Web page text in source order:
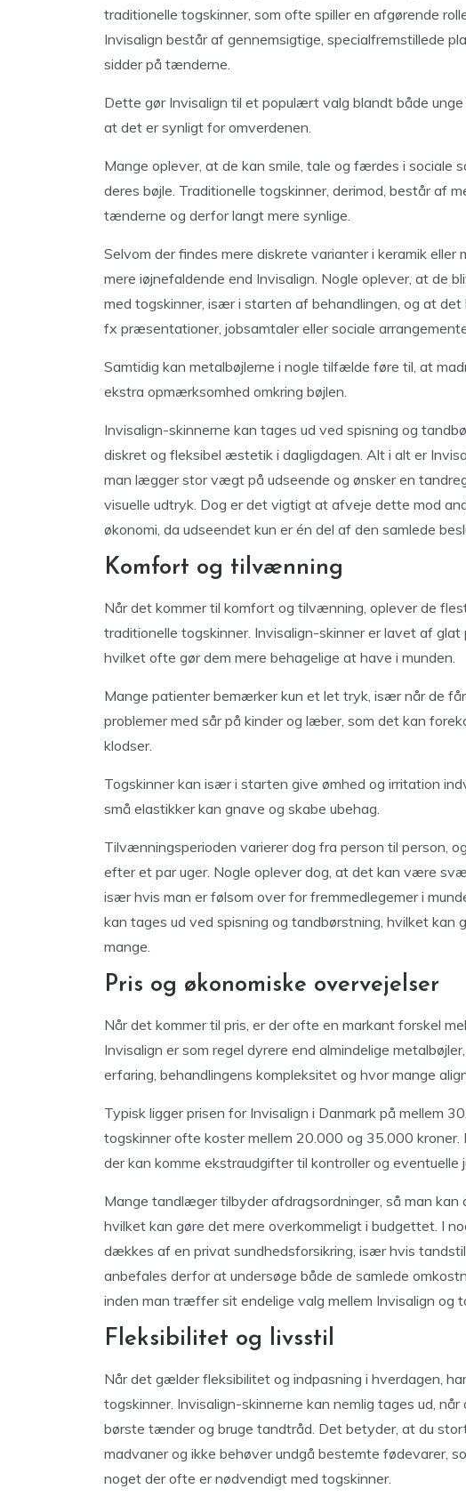
traditionelle togskinner, som ofte spiller en afgørende
Invisalign består af gennemsigtige, specialfremstillede
sidder på tænderne.
Dette gør Invisalign til et populært valg blandt både
at det er synligt for omverdenen.
Mange oplever, at de kan smile, tale og færdes i
deres bøjle. Traditionelle togskinner, derimod, består af
tænderne og derfor langt mere synlige.
Selvom der findes mere diskrete varianter i keramik
mere iøjnefaldende end Invisalign. Nogle oplever, at de
med togskinner, især i starten af behandlingen, og at
fx præsentationer, jobsamtaler eller sociale
Samtidig kan metalbøjlerne i nogle tilfælde føre til, at
ekstra opmærksomhed omkring bøjlen.
Invisalign-skinnerne kan tages ud ved spisning og
diskret og fleksibel æstetik i dagligdagen. Alt i alt er
man lægger stor vægt på udseende og ønsker en
visuelle udtryk. Dog er det vigtigt at afveje dette mod
økonomi, da udseendet kun er én del af den samlede
Komfort og tilvænning
Når det kommer til komfort og tilvænning, oplever de
traditionelle togskinner. Invisalign-skinner er lavet af
hvilket ofte gør dem mere behagelige at have i munden.
Mange patienter bemærker kun et let tryk, især når de
problemer med sår på kinder og læber, som det kan
klodser.
Togskinner kan især i starten give ømhed og irritation
små elastikker kan gnave og skabe ubehag.
Tilvænningsperioden varierer dog fra person til person,
efter et par uger. Nogle oplever dog, at det kan være
især hvis man er følsom over for fremmedlegemer i
kan tages ud ved spisning og tandbørstning, hvilket kan
mange.
Pris og økonomiske overvejelser
Når det kommer til pris, er der ofte en markant forskel
Invisalign er som regel dyrere end almindelige
erfaring, behandlingens kompleksitet og hvor mange
Typisk ligger prisen for Invisalign i Danmark på mellem
togskinner ofte koster mellem 20.000 og 35.000
der kan komme ekstraudgifter til kontroller og
Mange tandlæger tilbyder afdragsordninger, så man
hvilket kan gøre det mere overkommeligt i budgettet. I
dækkes af en privat sundhedsforsikring, især hvis
anbefales derfor at undersøge både de samlede
inden man træffer sit endelige valg mellem Invisalign og
Fleksibilitet og livsstil
Når det gælder fleksibilitet og indpasning i hverdagen,
togskinner. Invisalign-skinnerne kan nemlig tages ud,
børste tænder og bruge tandtråd. Det betyder, at du
madvaner og ikke behøver undgå bestemte fødevarer,
noget der ofte er nødvendigt med togskinner.